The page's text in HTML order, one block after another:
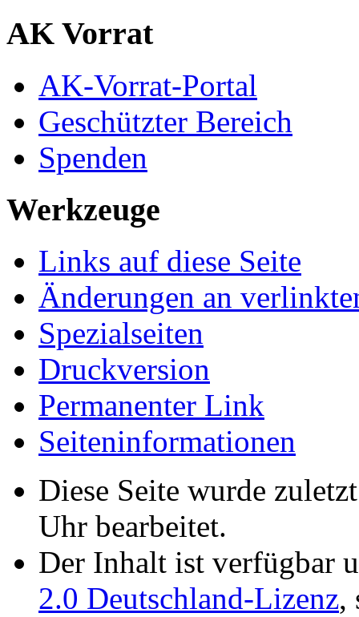
AK Vorrat
AK-Vorrat-Portal
Geschützter Bereich
Spenden
Werkzeuge
Links auf diese Seite
Änderungen an
Spezialseiten
Druckversion
Permanenter Link
Seiten­­informationen
Diese Seite wurde
Uhr bearbeitet.
Der Inhalt ist verfügbar
2.0 Deutschland-Lizenz,